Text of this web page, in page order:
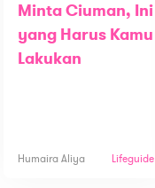
Minta Ciuman, Ini
yang Harus Kamu
Lakukan
Humaira Aliya Lifeguide